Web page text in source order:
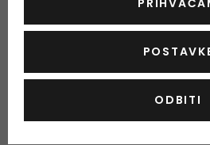
Cire D' Abeille), Candelilla Cera
ODBITI